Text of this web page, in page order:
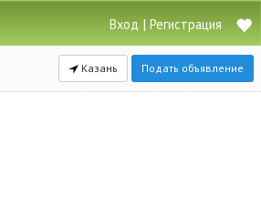
Вход | Регистрация
Казань Подать объявление